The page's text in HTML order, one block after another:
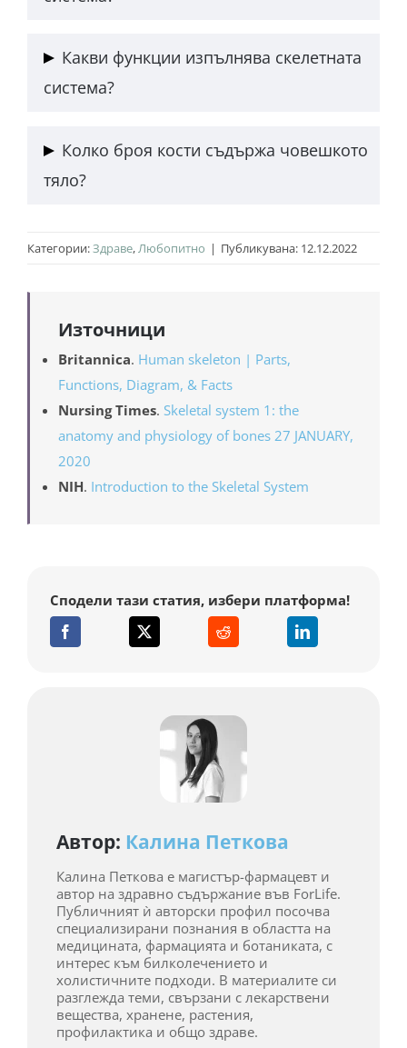
сухожилия и стави изграждат скелетна система
(скелета).
Какви функции изпълнява скелетната
система?
осигурява опората на тялото и да предпазва
вътрешните органи.
Колко броя кости съдържа човешкото
тяло?
като 80 от тях изграждат аксиален скелет, а
Категории:Здраве,Любопитно | Публикувана: 12.12.2022
Източници
Britannica. Human skeleton | Parts,
Functions, Diagram, & Facts
Nursing Times. Skeletal system 1: the
anatomy and physiology of bones 27 JANUARY,
2020
NIH. Introduction to the Skeletal System
Сподели тази статия, избери платформа!
Автор: Калина Петкова
Калина Петкова е магистър-фармацевт и
автор на здравно съдържание във ForLife.
Публичният ѝ авторски профил посочва
специализирани познания в областта на
медицината, фармацията и ботаниката, с
интерес към билколечението и
холистичните подходи. В материалите си
разглежда теми, свързани с лекарствени
вещества, хранене, растения,
профилактика и общо здраве.